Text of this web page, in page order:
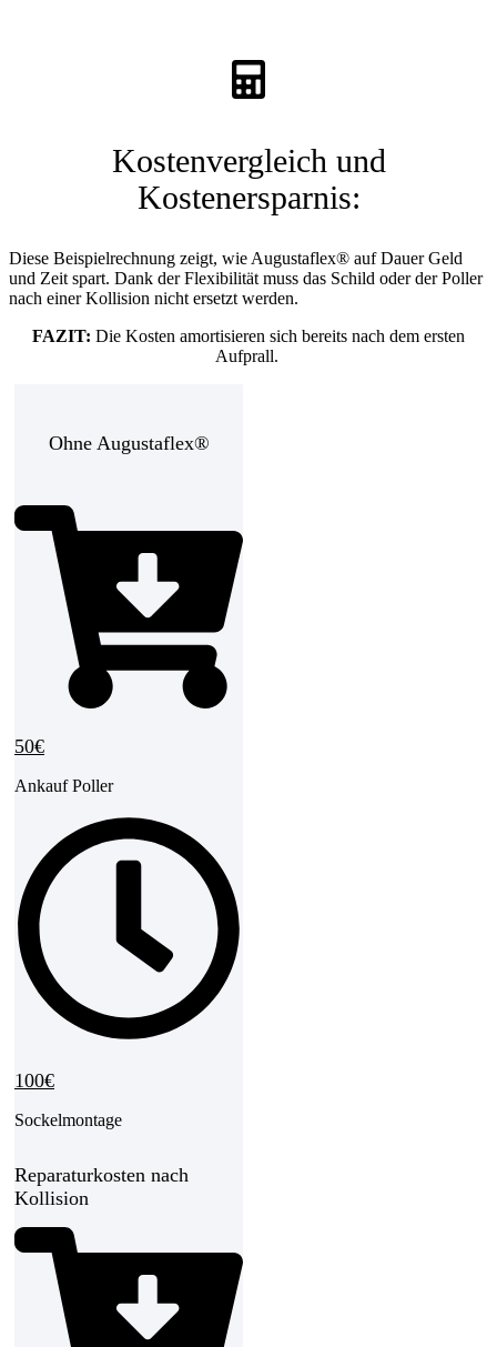
Kostenvergleich und
Kostenersparnis:
Diese Beispielrechnung zeigt, wie Augustaflex® auf Dauer Geld
und Zeit spart. Dank der Flexibilität muss das Schild oder der Poller
nach einer Kollision nicht ersetzt werden.
FAZIT: Die Kosten amortisieren sich bereits nach dem ersten
Aufprall.
Ohne Augustaflex®
50€
Ankauf Poller
100€
Sockelmontage
Reparaturkosten nach
Kollision